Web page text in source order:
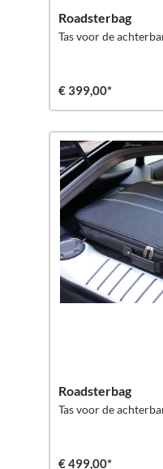
Roadsterbag
Tas voor de
€ 399,00*
Roadsterbag
Tas voor de
€ 499,00*